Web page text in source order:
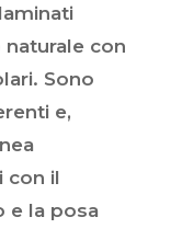
con
Sono
e,
con il
e la posa